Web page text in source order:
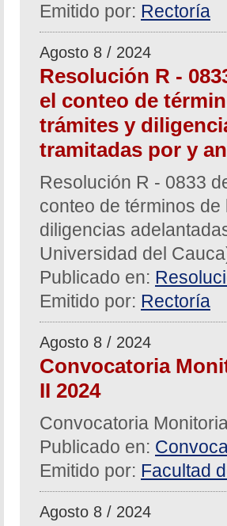
Emitido por: Rectoría
Agosto 8 / 2024
Resolución R -
el conteo de
trámites y
tramitadas por y
Resolución R - 0833
conteo de términos
diligencias
Universidad del
Publicado en:
Emitido por: Rectoría
Agosto 8 / 2024
Convocatoria
II 2024
Convocatoria
Publicado en:
Emitido por: Facultad
Agosto 8 / 2024